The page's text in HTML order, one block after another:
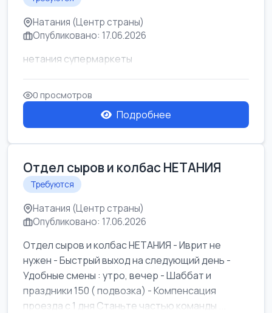
Натания (Центр страны)
Опубликовано: 17.06.2026
нетания супермаркеты
0 просмотров
Подробнее
Отдел сыров и колбас НЕТАНИЯ
Требуются
Натания (Центр страны)
Опубликовано: 17.06.2026
Отдел сыров и колбас НЕТАНИЯ - Иврит не
нужен - Быстрый выход на следующий день -
Удобные смены : утро, вечер - Шаббат и
праздники 150 ( подвозка) - Компенсация
проезда с 1 дня Станьте частью команды ...